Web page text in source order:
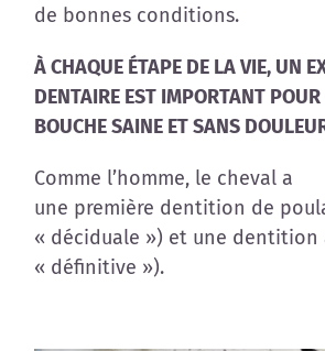
de bonnes conditions.
À CHAQUE ÉTAPE DE LA VIE, UN
DENTAIRE EST IMPORTANT
BOUCHE SAINE ET SANS
Comme l’homme, le cheval a
une première dentition de
« déciduale ») et une
« définitive »).